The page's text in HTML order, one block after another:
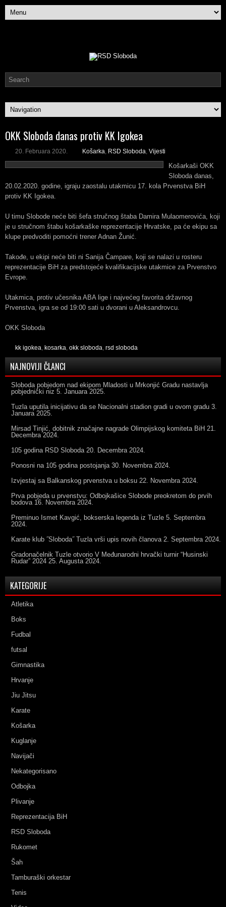
OKK Sloboda danas protiv KK Igokea
20. Februara 2020. Košarka, RSD Sloboda, Vijesti
Košarkaši OKK
Sloboda danas,
20.02.2020. godine, igraju zaostalu utakmicu 17. kola Prvenstva BiH
protiv KK Igokea.
U timu Slobode neće biti šefa stručnog štaba Damira Mulaomerovića, koji
je u stručnom štabu košarkaške reprezentacije Hrvatske, pa će ekipu sa
klupe predvoditi pomoćni trener Adnan Žunić.
Takođe, u ekipi neće biti ni Sanija Čampare, koji se nalazi u rosteru
reprezentacije BiH za predstojeće kvalifikacijske utakmice za Prvenstvo
Evrope.
Utakmica, protiv učesnika ABA lige i najvećeg favorita državnog
Prvenstva, igra se od 19:00 sati u dvorani u Aleksandrovcu.
OKK Sloboda
kk igokea, kosarka, okk sloboda, rsd sloboda
NAJNOVIJI ČLANCI
Sloboda pobjedom nad ekipom Mladosti u Mrkonjić Gradu nastavlja
pobjednički niz 5. Januara 2025.
Tuzla uputila inicijativu da se Nacionalni stadion gradi u ovom gradu 3.
Januara 2025.
Mirsad Tinjić, dobitnik značajne nagrade Olimpijskog komiteta BiH 21.
Decembra 2024.
105 godina RSD Sloboda 20. Decembra 2024.
Ponosni na 105 godina postojanja 30. Novembra 2024.
Izvjestaj sa Balkanskog prvenstva u boksu 22. Novembra 2024.
Prva pobjeda u prvenstvu: Odbojkašice Slobode preokretom do prvih
bodova 16. Novembra 2024.
Preminuo Ismet Kavgić, bokserska legenda iz Tuzle 5. Septembra
2024.
Karate klub ˝Sloboda˝ Tuzla vrši upis novih članova 2. Septembra 2024.
Gradonačelnik Tuzle otvorio V Međunarodni hrvački turnir “Husinski
Rudar” 2024 25. Augusta 2024.
KATEGORIJE
Atletika
Boks
Fudbal
futsal
Gimnastika
Hrvanje
Jiu Jitsu
Karate
Košarka
Kuglanje
Navijači
Nekategorisano
Odbojka
Plivanje
Reprezentacija BiH
RSD Sloboda
Rukomet
Šah
Tamburaški orkestar
Tenis